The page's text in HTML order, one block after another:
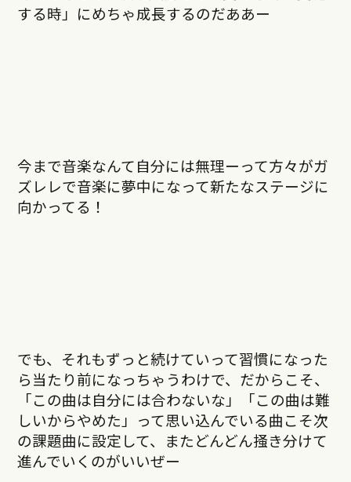
する時」にめちゃ成長するのだああー
今まで音楽なんて自分には無理ーって方々がガ
ズレレで音楽に夢中になって新たなステージに
向かってる！
でも、それもずっと続けていって習慣になった
ら当たり前になっちゃうわけで、だからこそ、
「この曲は自分には合わないな」「この曲は難
しいからやめた」って思い込んでいる曲こそ次
の課題曲に設定して、またどんどん掻き分けて
進んでいくのがいいぜー